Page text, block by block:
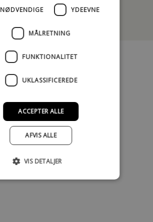
Se mere!
NØDVENDIGE YDEEVNE
MÅLRETNING
FUNKTIONALITET
UKLASSIFICEREDE
ACCEPTER ALLE
AFVIS ALLE
VIS DETALJER